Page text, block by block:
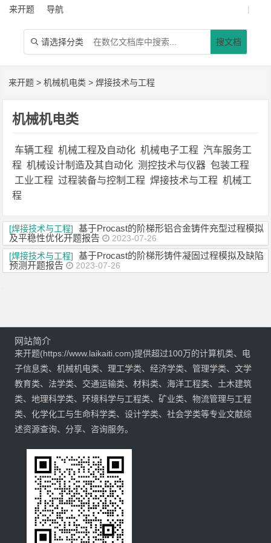
来开题 导航 |
 请选择分类 搜文档
来开题 >机械机电类 >焊接技术与工程
机械机电类
车辆工程 机械工程及自动化 机械电子工程 汽车服务工
程 机械设计制造及其自动化 测控技术与仪器 包装工程
工业工程 过程装备与控制工程 焊接技术与工程 机械工
程
[焊接技术与工程]
基于Procast的阶梯形铝合金铸件充型过程模拟
及平稳性优化开题报告
2023-07-26
[焊接技术与工程]
基于Procast的阶梯形铸件凝固过程模拟及缺陷
预测开题报告
2023-07-26
网站简介
来开题(https://www.laikaiti.com)提供超过100万的计算机类、电
子信息类、机械机电类、理工学类、经济学类、管理学类、文学
教育类、法学类、交通运输类、材料类、海洋工程类、土木建筑
类、地理科学类、环境科学与工程类、矿业类、物流管理与工程
类、化学化工与生命科学类、设计学类、社会学类等专业文献综
述资源查询、分享、咨询服务。